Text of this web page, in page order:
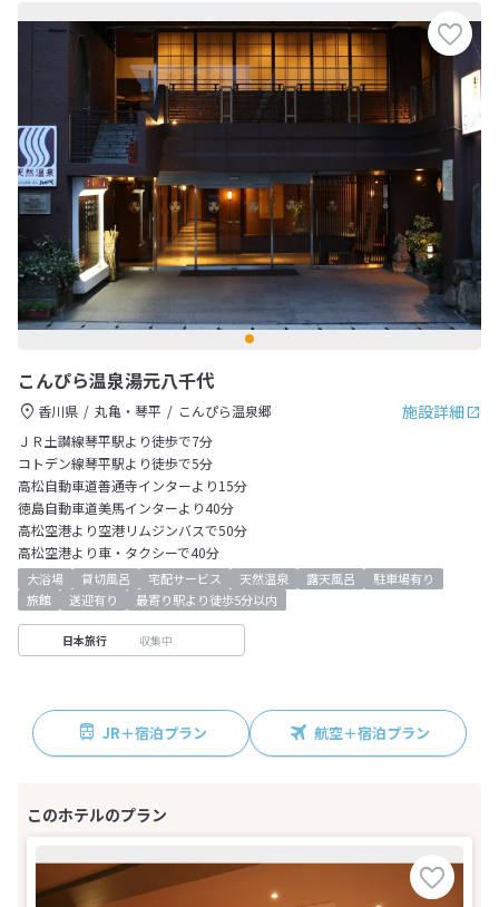
こんぴら温泉湯元八千代
施設詳細
香川県 丸亀・琴平
こんぴら温泉郷
ＪＲ土讃線琴平駅より徒歩で7分
コトデン線琴平駅より徒歩で5分
高松自動車道善通寺インターより15分
徳島自動車道美馬インターより40分
高松空港より空港リムジンバスで50分
高松空港より車・タクシーで40分
大浴場 貸切風呂 宅配サービス 天然温泉 露天風呂
駐車場有り
旅館
送迎有り 最寄り駅より徒歩5分以内
日本旅行 収集中
JR＋宿泊プラン 航空＋宿泊プラン